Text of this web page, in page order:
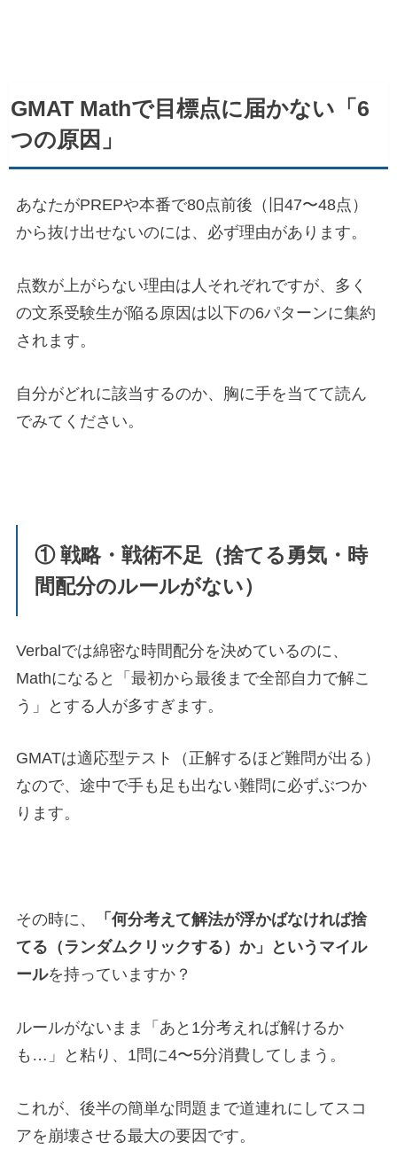
GMAT Mathで目標点に届かない「6
つの原因」
あなたがPREPや本番で80点前後（旧47〜48点）
から抜け出せないのには、必ず理由があります。
点数が上がらない理由は人それぞれですが、多く
の文系受験生が陥る原因は以下の6パターンに集約
されます。
自分がどれに該当するのか、胸に手を当てて読ん
でみてください。
① 戦略・戦術不足（捨てる勇気・時
間配分のルールがない）
Verbalでは綿密な時間配分を決めているのに、
Mathになると「最初から最後まで全部自力で解こ
う」とする人が多すぎます。
GMATは適応型テスト（正解するほど難問が出る）
なので、途中で手も足も出ない難問に必ずぶつか
ります。
その時に、
「何分考えて解法が浮かばなければ捨
てる（ランダムクリックする）か」というマイル
ールを持っていますか？
ルールがないまま「あと1分考えれば解けるか
も…」と粘り、1問に4〜5分消費してしまう。
これが、後半の簡単な問題まで道連れにしてスコ
アを崩壊させる最大の要因です。